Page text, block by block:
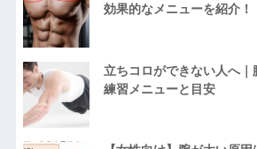
効果的なメニューを紹介！
立ちコロができない人へ
練習メニューと目安